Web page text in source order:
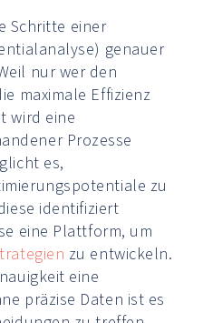
Schritte einer
genauer
nur wer den
maximale Effizienz
wird eine
Prozesse
es,
zu
identifiziert
eine Plattform, um
zu entwickeln.
eine
präzise Daten ist es